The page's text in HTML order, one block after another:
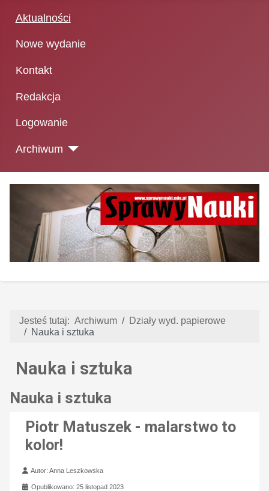
Aktualności
Nowe wydanie
Kontakt
Redakcja
Logowanie
Archiwum
Jesteś tutaj: Archiwum
Działy wyd. papierowe
Nauka i sztuka
Nauka i sztuka
Nauka i sztuka
Piotr Matuszek - malarstwo to
kolor!
Szczegóły
Autor:Anna Leszkowska
Opublikowano: 25 listopad 2023